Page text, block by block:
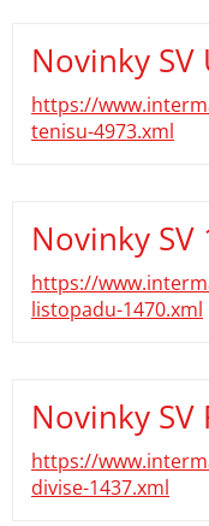
Novinky SV
https://
tenisu-4973.xml
Novinky
https://
listopadu-1470.xml
Novinky SV
https://
divise-1437.xml